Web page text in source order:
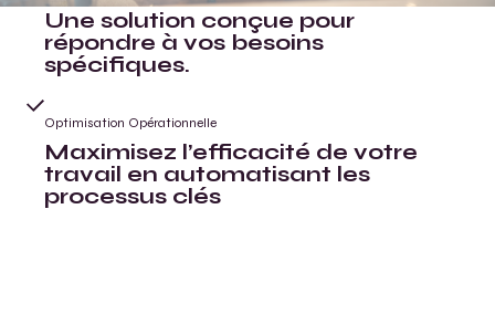
Une solution conçue pour
répondre à vos besoins
spécifiques.
Optimisation Opérationnelle
Maximisez l’efficacité de votre
travail en automatisant les
processus clés